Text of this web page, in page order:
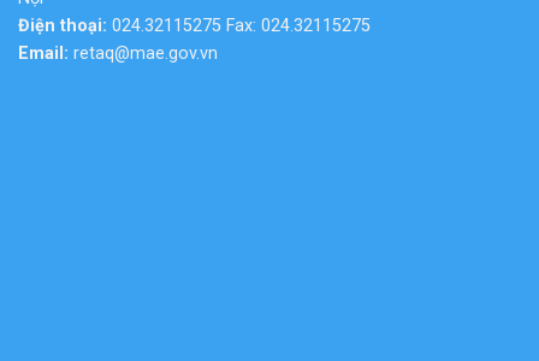
Điện thoại: 024.32115275 Fax: 024.32115275
Email: retaq@mae.gov.vn